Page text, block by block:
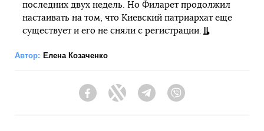
последних двух недель. Но Филарет продолжил
настаивать на том, что Киевский патриархат еще
существует и его не сняли с регистрации.
Автор: Елена Козаченко
FacebookTwitter Telegram